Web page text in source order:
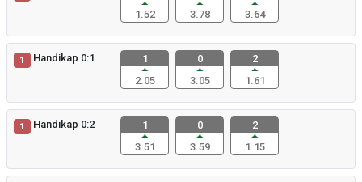
1.52
3.78
3.64
1 Handikap 0:1
1
2.05
0
3.05
2
1.61
1 Handikap 0:2
1
3.51
0
3.59
2
1.15